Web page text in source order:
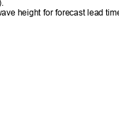
.
height for forecast lead